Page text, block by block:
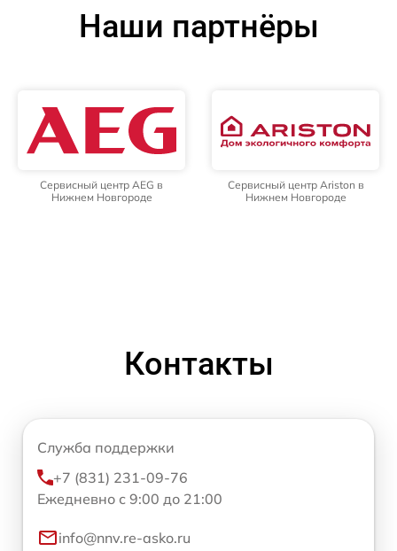
Наши партнёры
Сервисный центр AEG в
Нижнем Новгороде
Сервисный центр Ariston в
Нижнем Новгороде
Контакты
Служба поддержки
+7 (831) 231-09-76
Ежедневно с 9:00 до 21:00
info@nnv.re-asko.ru